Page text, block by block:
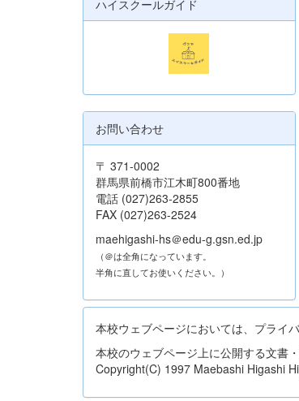
ハイスクールガイド
お問い合わせ
〒 371-0002
群馬県前橋市江木町800番地
電話 (027)263-2855
FAX (027)263-2524
maehigashi-hs＠edu-g.gsn.ed.jp
（＠は全角になっています。
半角に直してお使いください。）
本校ウェブページにおいては、プライ
本校のウェブページ上に公開する文書
Copyright(C) 1997 Maebashi Higashi